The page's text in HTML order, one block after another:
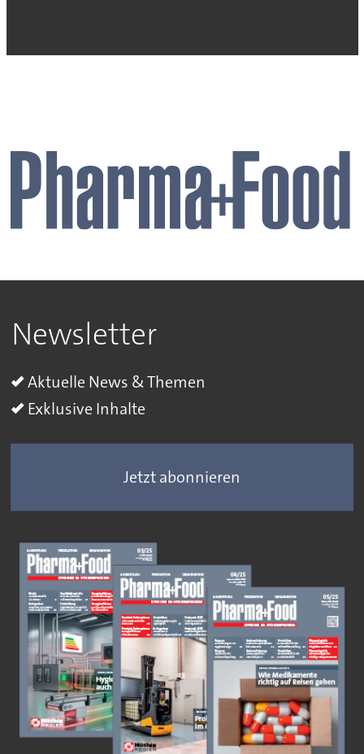
Newsletter
Aktuelle News & Themen
Exklusive Inhalte
Jetzt abonnieren